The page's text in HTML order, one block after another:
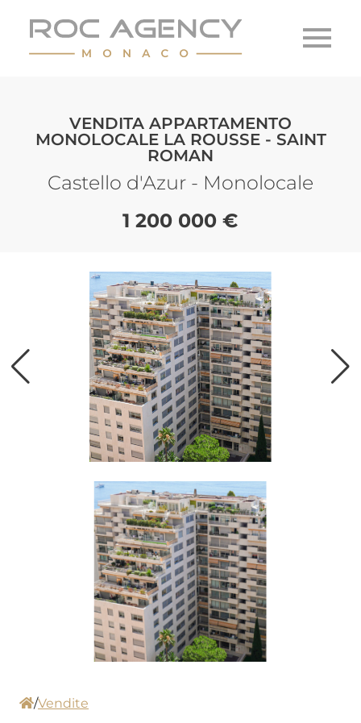
VENDITA APPARTAMENTO
MONOLOCALE LA ROUSSE - SAINT
ROMAN
Castello d'Azur - Monolocale
1 200 000 €
/Vendite